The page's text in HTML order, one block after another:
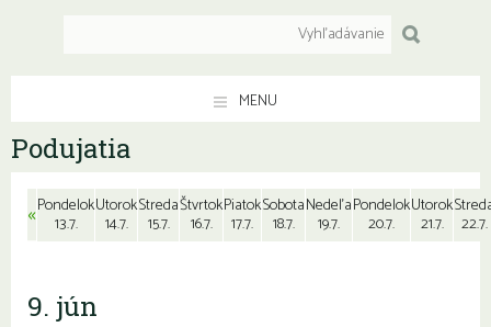
MENU
Podujatia
«Pondelok
13.7.
Utorok
14.7.
Streda
15.7.
Štvrtok
16.7.
Piatok
17.7.
Sobota
18.7.
Nedeľa
19.7.
Pondelok
20.7.
Utorok
21.7. 22.7.
9. jún